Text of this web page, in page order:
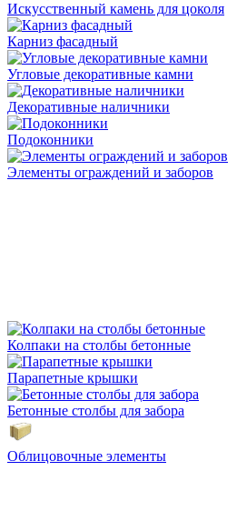
Искусственный камень для цоколя
Карниз фасадный
Угловые декоративные камни
Декоративные наличники
Подоконники
Элементы ограждений и заборов
Колпаки на столбы бетонные
Парапетные крышки
Бетонные столбы для забора
Облицовочные элементы